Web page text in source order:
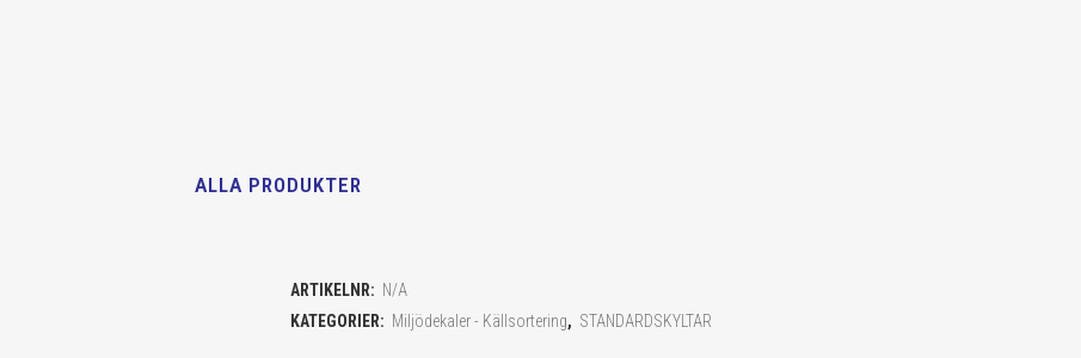
ALLA PRODUKTER
ARTIKELNR: N/A
KATEGORIER: Miljödekaler - Källsortering, STANDARDSKYLTAR